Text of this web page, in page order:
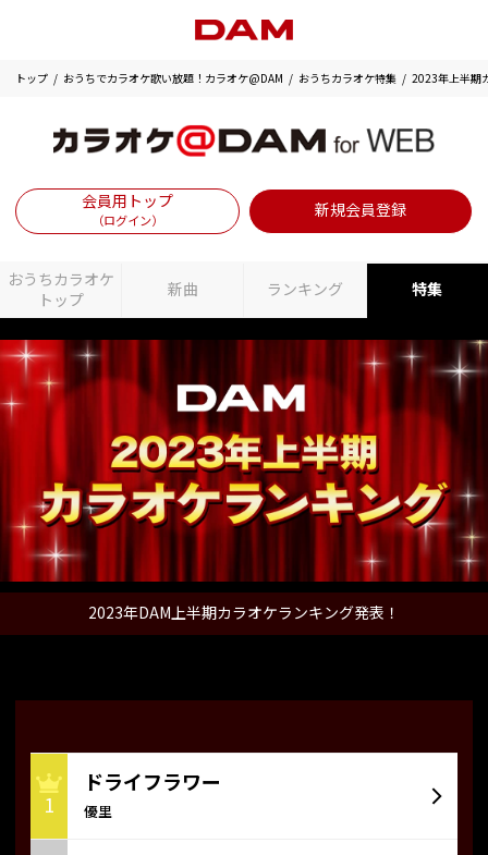
トップ おうちでカラオケ歌い放題！カラオケ@DAM おうちカラオケ特集 2023年上半期
会員用トップ
（ログイン）
新規会員登録
おうちカラオケ
トップ
新曲 ランキング 特集
2023年DAM上半期カラオケランキング発表！
1
ドライフラワー
優里